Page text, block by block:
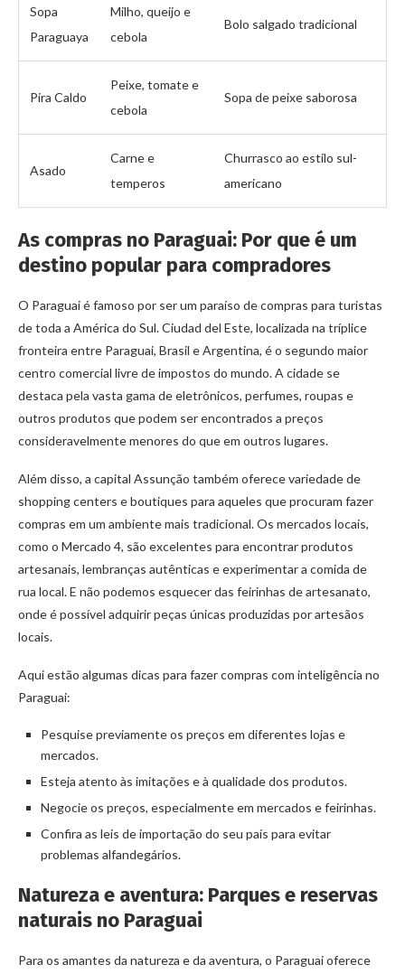
Sopa
Paraguaya
Milho, queijo e
cebola
Bolo salgado tradicional
Pira Caldo
Peixe, tomate e
cebola
Sopa de peixe saborosa
Asado
Carne e
temperos
Churrasco ao estilo sul-
americano
As compras no Paraguai: Por que é um
destino popular para compradores
O Paraguai é famoso por ser um paraíso de compras para turistas
de toda a América do Sul. Ciudad del Este, localizada na tríplice
fronteira entre Paraguai, Brasil e Argentina, é o segundo maior
centro comercial livre de impostos do mundo. A cidade se
destaca pela vasta gama de eletrônicos, perfumes, roupas e
outros produtos que podem ser encontrados a preços
consideravelmente menores do que em outros lugares.
Além disso, a capital Assunção também oferece variedade de
shopping centers e boutiques para aqueles que procuram fazer
compras em um ambiente mais tradicional. Os mercados locais,
como o Mercado 4, são excelentes para encontrar produtos
artesanais, lembranças autênticas e experimentar a comida de
rua local. E não podemos esquecer das feirinhas de artesanato,
onde é possível adquirir peças únicas produzidas por artesãos
locais.
Aqui estão algumas dicas para fazer compras com inteligência no
Paraguai:
Pesquise previamente os preços em diferentes lojas e
mercados.
Esteja atento às imitações e à qualidade dos produtos.
Negocie os preços, especialmente em mercados e feirinhas.
Confira as leis de importação do seu país para evitar
problemas alfandegários.
Natureza e aventura: Parques e reservas
naturais no Paraguai
Para os amantes da natureza e da aventura, o Paraguai oferece